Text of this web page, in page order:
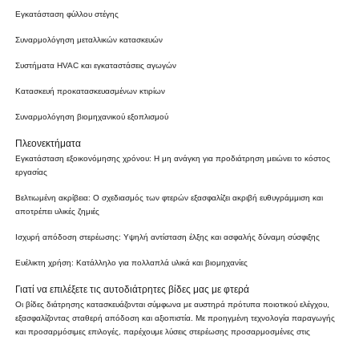
Εγκατάσταση φύλλου στέγης
Συναρμολόγηση μεταλλικών κατασκευών
Συστήματα HVAC και εγκαταστάσεις αγωγών
Κατασκευή προκατασκευασμένων κτιρίων
Συναρμολόγηση βιομηχανικού εξοπλισμού
Πλεονεκτήματα
Εγκατάσταση εξοικονόμησης χρόνου: Η μη ανάγκη για προδιάτρηση μειώνει το κόστος
εργασίας
Βελτιωμένη ακρίβεια: Ο σχεδιασμός των φτερών εξασφαλίζει ακριβή ευθυγράμμιση και
αποτρέπει υλικές ζημιές
Ισχυρή απόδοση στερέωσης: Υψηλή αντίσταση έλξης και ασφαλής δύναμη σύσφιξης
Ευέλικτη χρήση: Κατάλληλο για πολλαπλά υλικά και βιομηχανίες
Γιατί να επιλέξετε τις αυτοδιάτρητες βίδες μας με φτερά
Οι βίδες διάτρησης κατασκευάζονται σύμφωνα με αυστηρά πρότυπα ποιοτικού ελέγχου,
εξασφαλίζοντας σταθερή απόδοση και αξιοπιστία. Με προηγμένη τεχνολογία παραγωγής
και προσαρμόσιμες επιλογές, παρέχουμε λύσεις στερέωσης προσαρμοσμένες στις